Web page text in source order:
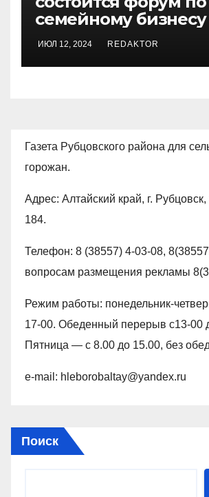
семейному бизнесу
ИЮЛ 12, 2024 REDAKTOR
Газета Рубцовского района для
горожан.
Адрес: Алтайский край, г.
184.
Телефон: 8 (38557) 4-03-08,
вопросам размещения рекламы
Режим работы: понедельник-
17-00. Обеденный перерыв с13-00
Пятница — с 8.00 до 15.00, без
e-mail: hleborobaltay@yandex.ru
Поиск